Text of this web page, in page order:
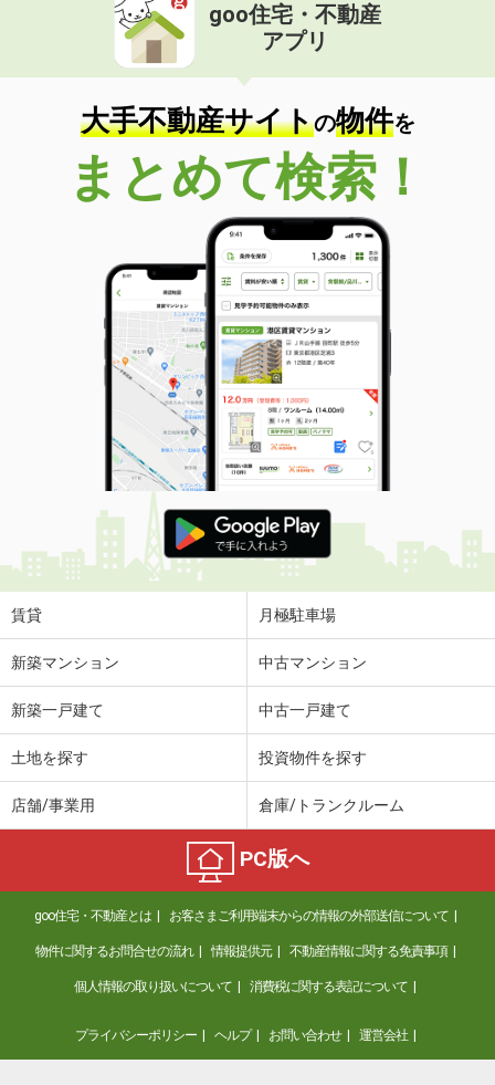
goo住宅・不動産
アプリ
大手不動産サイトの物件を
まとめて検索！
賃貸 月極駐車場
新築マンション 中古マンション
新築一戸建て 中古一戸建て
土地を探す 投資物件を探す
店舗/事業用 倉庫/トランクルーム
PC版へ
goo住宅・不動産とは お客さまご利用端末からの情報の外部送信について
物件に関するお問合せの流れ 情報提供元 不動産情報に関する免責事項
個人情報の取り扱いについて 消費税に関する表記について
プライバシーポリシー ヘルプ お問い合わせ 運営会社